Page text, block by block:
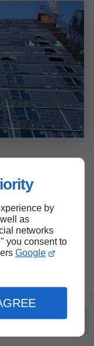
by
as
networks
you consent to
Google
Fr
exigeant pour
Que ce soit
Industriel est
permet